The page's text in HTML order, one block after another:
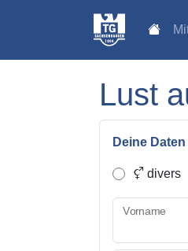
Lust
Deine Daten
divers
Vorname